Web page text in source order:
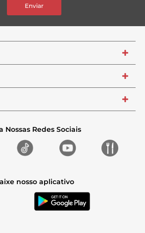
Enviar
+
+
+
Nossas Redes Sociais
nosso aplicativo